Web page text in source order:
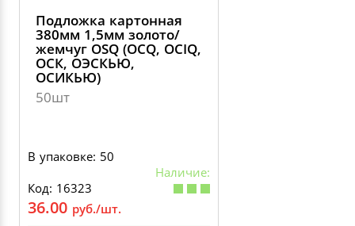
Подложка картонная
380мм 1,5мм золото/
жемчуг OSQ (OCQ, OCIQ,
ОСК, ОЭСКЬЮ,
ОСИКЬЮ)
50шт
В упаковке: 50
Наличие:
Код: 16323
36.00 руб./шт.